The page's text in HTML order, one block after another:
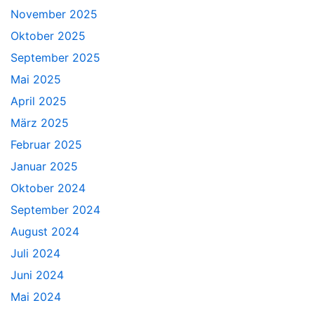
November 2025
Oktober 2025
September 2025
Mai 2025
April 2025
März 2025
Februar 2025
Januar 2025
Oktober 2024
September 2024
August 2024
Juli 2024
Juni 2024
Mai 2024